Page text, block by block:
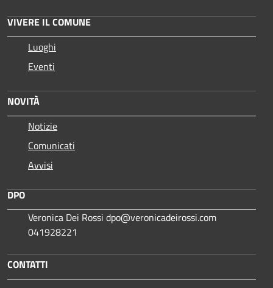
VIVERE IL COMUNE
Luoghi
Eventi
NOVITÀ
Notizie
Comunicati
Avvisi
DPO
Veronica Dei Rossi dpo@veronicadeirossi.com
041928221
CONTATTI